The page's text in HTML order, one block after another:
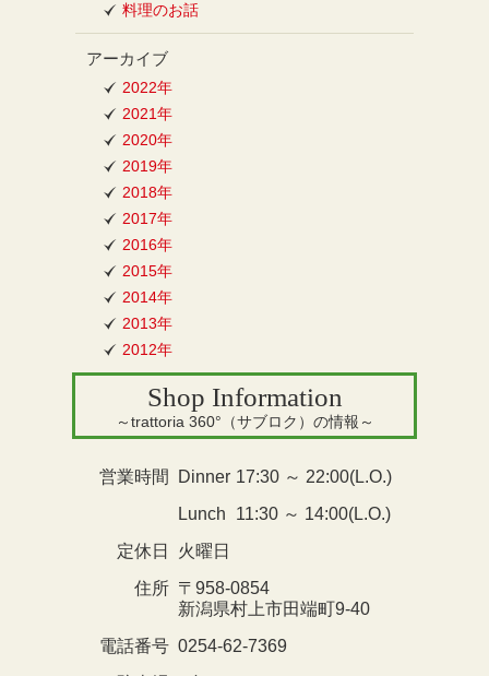
料理のお話
アーカイブ
2022年
2021年
2020年
2019年
2018年
2017年
2016年
2015年
2014年
2013年
2012年
Shop Information
～trattoria 360°（サブロク）の情報～
営業時間 Dinner 17:30 ～ 22:00(L.O.)
Lunch
11:30 ～ 14:00(L.O.)
定休日
火曜日
住所 〒958-0854
新潟県村上市田端町9-40
電話番号 0254-62-7369